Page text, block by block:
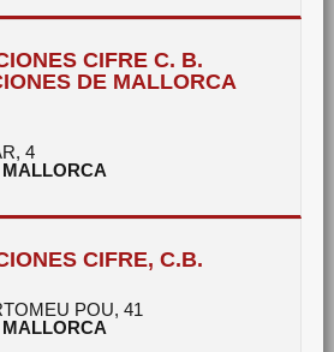
CIFRE C. B.
DE MALLORCA
4
CIFRE, C.B.
POU, 41